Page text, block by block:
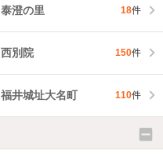
泰澄の里 18件
西別院 150件
福井城址大名町 110件